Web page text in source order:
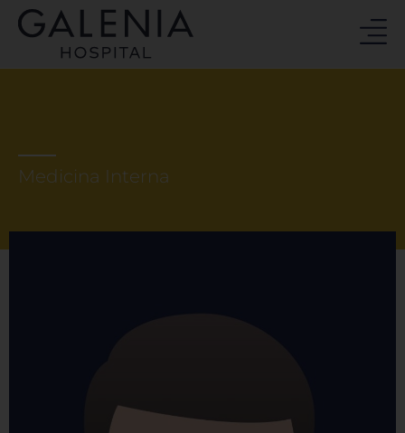
contenido
Medicina Interna